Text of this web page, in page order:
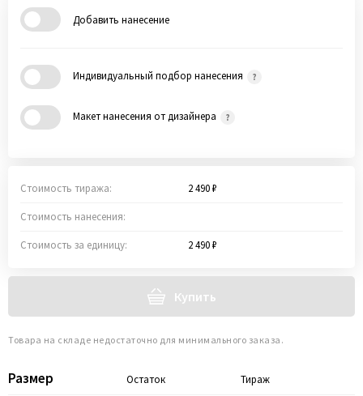
Размер Остаток Тираж
Добавить нанесение
Индивидуальный подбор нанесения
Макет нанесения от дизайнера
Стоимость тиража: 2 490 ₽
Стоимость нанесения:
Стоимость за единицу: 2 490 ₽
Купить
Товара на складе недостаточно для минимального заказа.